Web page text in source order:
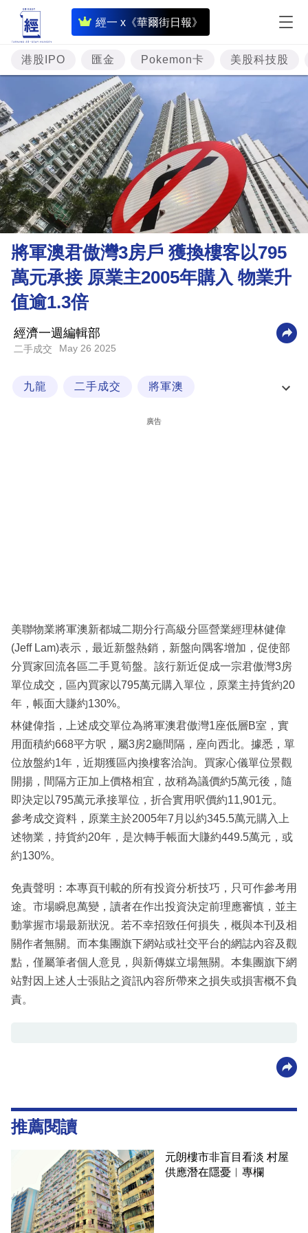
經一 x《華爾街日報》
即
時
財
經
專
題
投
資
樓
市
理
財
商
業
科
技
場
港股IPO 匯金 Pokemon卡 美股科技股
將軍澳君傲灣3房戶 獲換樓客以795
萬元承接 原業主2005年購入 物業升
值逾1.3倍
經濟一週編輯部
二手成交 May 26 2025
九龍 二手成交 將軍澳
廣告
美聯物業將軍澳新都城二期分行高級分區營業經理林健偉
(Jeff Lam)表示，最近新盤熱銷，新盤向隅客增加，促使部
分買家回流各區二手覓筍盤。該行新近促成一宗君傲灣3房
單位成交，區內買家以795萬元購入單位，原業主持貨約20
年，帳面大賺約130%。
林健偉指，上述成交單位為將軍澳君傲灣1座低層B室，實
用面積約668平方呎，屬3房2廳間隔，座向西北。據悉，單
位放盤約1年，近期獲區內換樓客洽詢。買家心儀單位景觀
開揚，間隔方正加上價格相宜，故稍為議價約5萬元後，隨
即決定以795萬元承接單位，折合實用呎價約11,901元。
參考成交資料，原業主於2005年7月以約345.5萬元購入上
述物業，持貨約20年，是次轉手帳面大賺約449.5萬元，或
約130%。
免責聲明：本專頁刊載的所有投資分析技巧，只可作參考用
途。市場瞬息萬變，讀者在作出投資決定前理應審慎，並主
動掌握市場最新狀況。若不幸招致任何損失，概與本刊及相
關作者無關。而本集團旗下網站或社交平台的網誌內容及觀
點，僅屬筆者個人意見，與新傳媒立場無關。本集團旗下網
站對因上述人士張貼之資訊內容所帶來之損失或損害概不負
責。
推薦閱讀
元朗樓市非盲目看淡 村屋
供應潛在隱憂︳專欄